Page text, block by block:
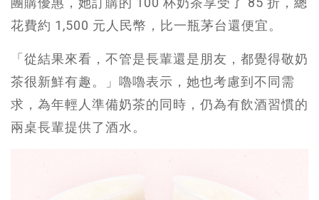
花費約 1,500 元人民幣，比一瓶茅台還便宜。
「從結果來看，不管是長輩還是朋友，都覺得敬奶
茶很新鮮有趣。」嚕嚕表示，她也考慮到不同需
求，為年輕人準備奶茶的同時，仍為有飲酒習慣的
兩桌長輩提供了酒水。